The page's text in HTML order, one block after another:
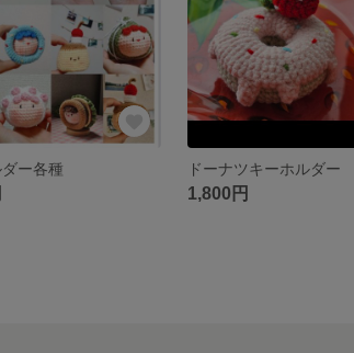
ー各種 ドーナツキーホルダー
1,800円